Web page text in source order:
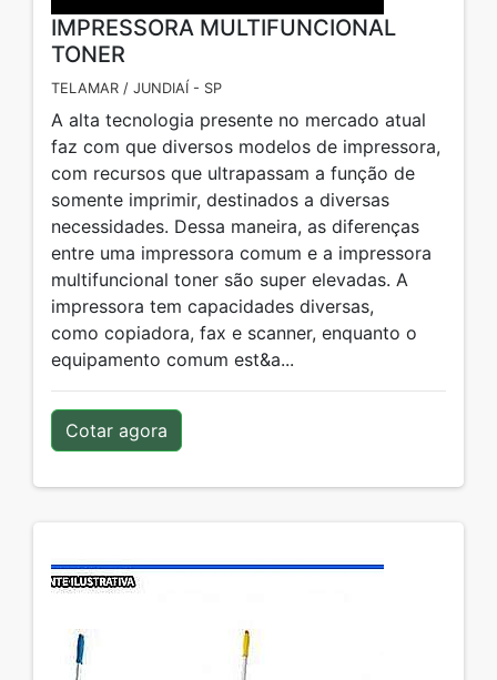
IMPRESSORA MULTIFUNCIONAL
TONER
TELAMAR / JUNDIAÍ - SP
A alta tecnologia presente no mercado atual
faz com que diversos modelos de impressora,
com recursos que ultrapassam a função de
somente imprimir, destinados a diversas
necessidades. Dessa maneira, as diferenças
entre uma impressora comum e a impressora
multifuncional toner são super elevadas. A
impressora tem capacidades diversas,
como copiadora, fax e scanner, enquanto o
equipamento comum est&a...
Cotar agora